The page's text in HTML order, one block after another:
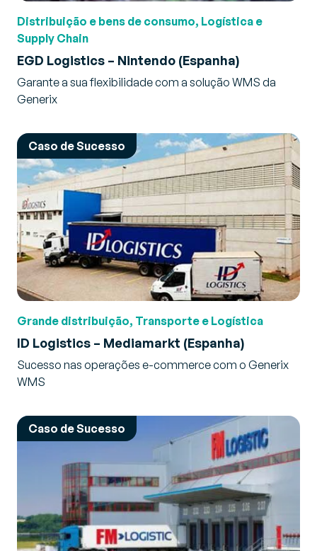
Distribuição e bens de consumo, Logística e
Supply Chain
EGD Logistics – Nintendo (Espanha)
Garante a sua flexibilidade com a solução WMS da
Generix
Caso de Sucesso
Grande distribuição, Transporte e Logística
ID Logistics – Mediamarkt (Espanha)
Sucesso nas operações e-commerce com o Generix
WMS
Caso de Sucesso